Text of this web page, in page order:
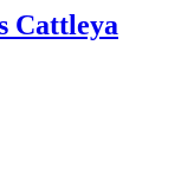
Cattleya